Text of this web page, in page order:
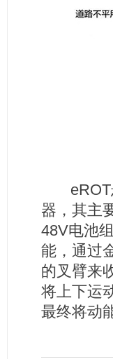
eROT
器，其主
48V电池
能，通过
的叉臂来
将上下运
最终将动